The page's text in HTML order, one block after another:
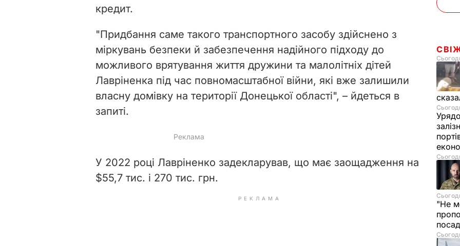
кредит.
"Придбання саме такого транспортного засобу здійснено з
міркувань безпеки й забезпечення надійного підходу до
можливого врятування життя дружини та малолітніх дітей
Лавріненка під час повномасштабної війни, які вже залишили
власну домівку на території Донецької області", – йдеться в
запиті.
У 2022 році Лавріненко задекларував, що має заощадження на
$55,7 тис. і 270 тис. грн.
РЕКЛАМА
"Не